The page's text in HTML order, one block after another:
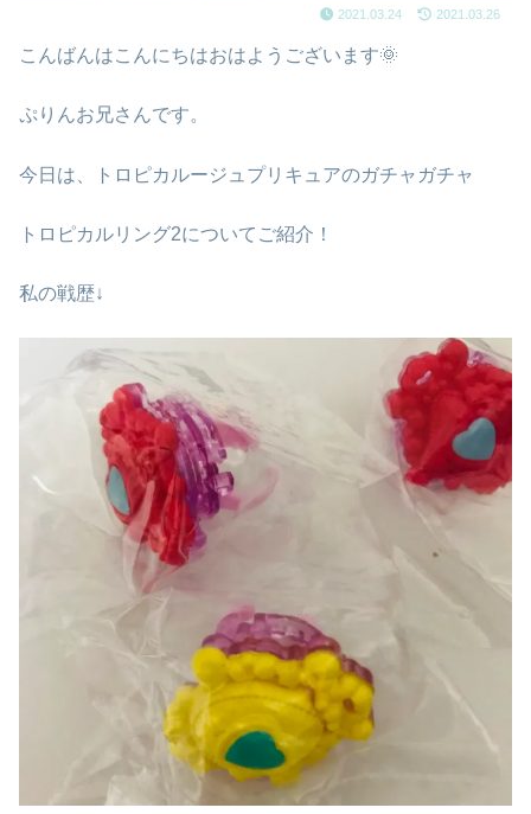
2021.03.24 2021.03.26
こんばんはこんにちはおはようございます🌞
ぷりんお兄さんです。
今日は、トロピカルージュプリキュアのガチャガチャ
トロピカルリング2についてご紹介！
私の戦歴↓